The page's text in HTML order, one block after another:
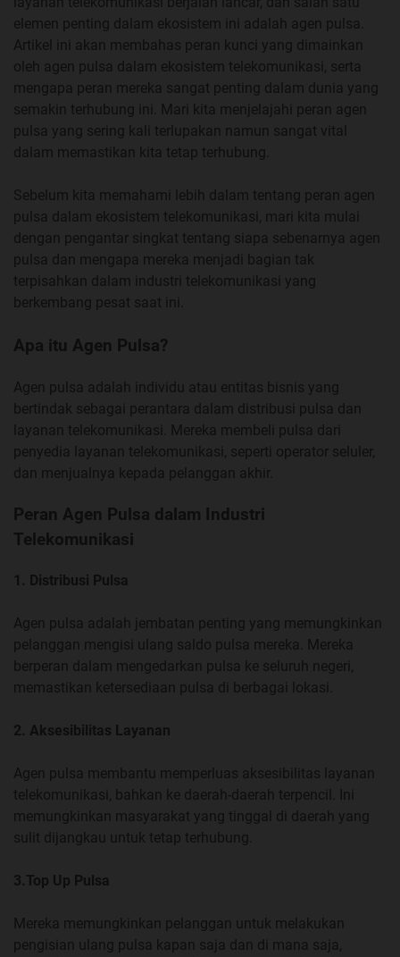
elemen penting dalam ekosistem ini adalah agen pulsa.
Artikel ini akan membahas peran kunci yang dimainkan
oleh agen pulsa dalam ekosistem telekomunikasi, serta
mengapa peran mereka sangat penting dalam dunia yang
semakin terhubung ini. Mari kita menjelajahi peran agen
pulsa yang sering kali terlupakan namun sangat vital
dalam memastikan kita tetap terhubung.
Sebelum kita memahami lebih dalam tentang peran agen
pulsa dalam ekosistem telekomunikasi, mari kita mulai
dengan pengantar singkat tentang siapa sebenarnya agen
pulsa dan mengapa mereka menjadi bagian tak
terpisahkan dalam industri telekomunikasi yang
berkembang pesat saat ini.
Apa itu Agen Pulsa?
Agen pulsa adalah individu atau entitas bisnis yang
bertindak sebagai perantara dalam distribusi pulsa dan
layanan telekomunikasi. Mereka membeli pulsa dari
penyedia layanan telekomunikasi, seperti operator seluler,
dan menjualnya kepada pelanggan akhir.
Peran Agen Pulsa dalam Industri
Telekomunikasi
1. Distribusi Pulsa
Agen pulsa adalah jembatan penting yang memungkinkan
pelanggan mengisi ulang saldo pulsa mereka. Mereka
berperan dalam mengedarkan pulsa ke seluruh negeri,
memastikan ketersediaan pulsa di berbagai lokasi.
2. Aksesibilitas Layanan
Agen pulsa membantu memperluas aksesibilitas layanan
telekomunikasi, bahkan ke daerah-daerah terpencil. Ini
memungkinkan masyarakat yang tinggal di daerah yang
sulit dijangkau untuk tetap terhubung.
3.Top Up Pulsa
Mereka memungkinkan pelanggan untuk melakukan
pengisian ulang pulsa kapan saja dan di mana saja,